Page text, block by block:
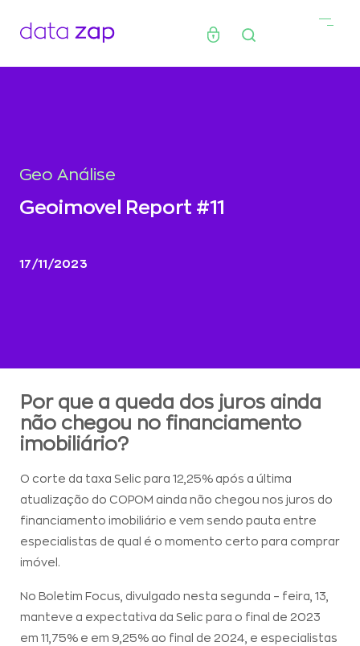
Geo Análise
Geoimovel Report #11
17/11/2023
Por que a queda dos juros ainda
não chegou no financiamento
imobiliário?
O corte da taxa Selic para 12,25% após a última
atualização do COPOM ainda não chegou nos juros do
financiamento imobiliário e vem sendo pauta entre
especialistas de qual é o momento certo para comprar
imóvel.
No Boletim Focus, divulgado nesta segunda – feira, 13,
manteve a expectativa da Selic para o final de 2023
em 11,75% e em 9,25% ao final de 2024, e especialistas